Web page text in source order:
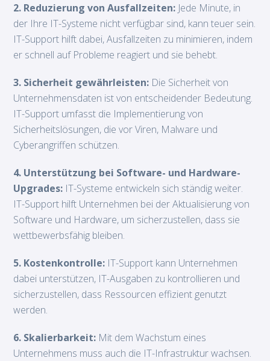
2. Reduzierung von Ausfallzeiten: Jede Minute, in
der Ihre IT-Systeme nicht verfügbar sind, kann teuer sein.
IT-Support hilft dabei, Ausfallzeiten zu minimieren, indem
er schnell auf Probleme reagiert und sie behebt.
3. Sicherheit gewährleisten: Die Sicherheit von
Unternehmensdaten ist von entscheidender Bedeutung.
IT-Support umfasst die Implementierung von
Sicherheitslösungen, die vor Viren, Malware und
Cyberangriffen schützen.
4. Unterstützung bei Software- und Hardware-
Upgrades: IT-Systeme entwickeln sich ständig weiter.
IT-Support hilft Unternehmen bei der Aktualisierung von
Software und Hardware, um sicherzustellen, dass sie
wettbewerbsfähig bleiben.
5. Kostenkontrolle: IT-Support kann Unternehmen
dabei unterstützen, IT-Ausgaben zu kontrollieren und
sicherzustellen, dass Ressourcen effizient genutzt
werden.
6. Skalierbarkeit: Mit dem Wachstum eines
Unternehmens muss auch die IT-Infrastruktur wachsen.